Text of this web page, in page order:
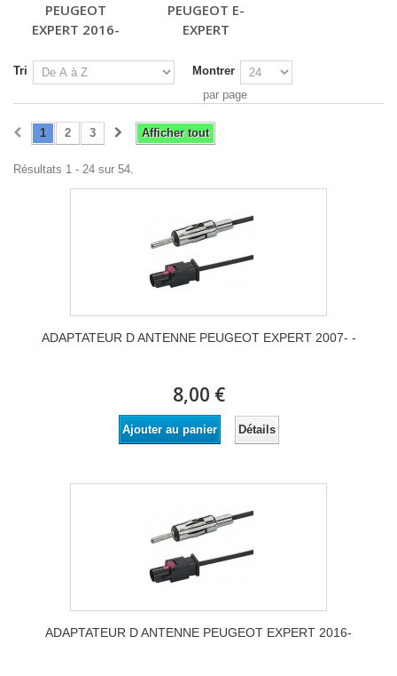
PEUGEOT
EXPERT 2016-
PEUGEOT E-
EXPERT
Tri
Montrer
par page
Afficher tout
1 2 3
Résultats 1 - 24 sur 54.
ADAPTATEUR D ANTENNE PEUGEOT EXPERT 2007- -
8,00 €
Ajouter au panier Détails
ADAPTATEUR D ANTENNE PEUGEOT EXPERT 2016-